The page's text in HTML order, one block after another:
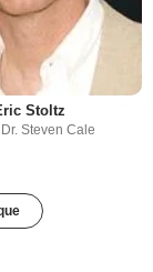
Stoltz
Steven Cale